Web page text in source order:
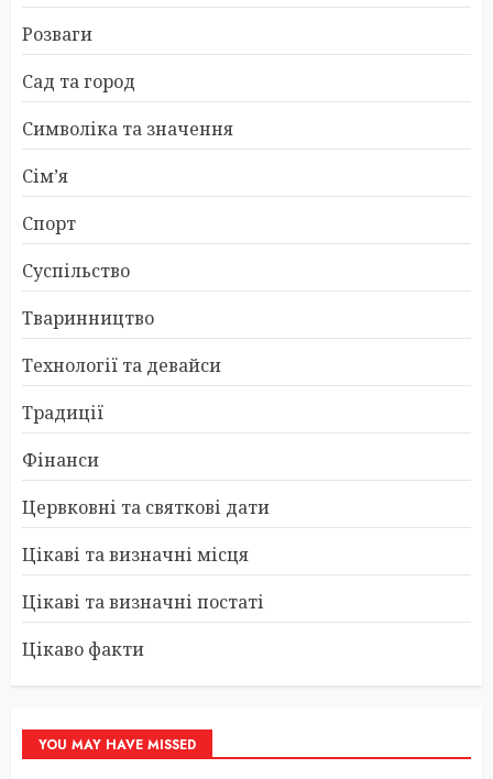
Розваги
Сад та город
Символіка та значення
Сім’я
Спорт
Суспільство
Тваринництво
Технології та девайси
Традиції
Фінанси
Цервковні та святкові дати
Цікаві та визначні місця
Цікаві та визначні постаті
Цікаво факти
YOU MAY HAVE MISSED